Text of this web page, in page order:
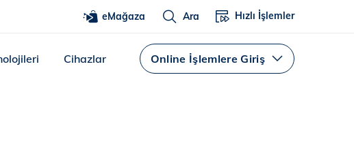
eMağaza Ara Hızlı İşlemler
Cihazlar Online İşlemlere Giriş